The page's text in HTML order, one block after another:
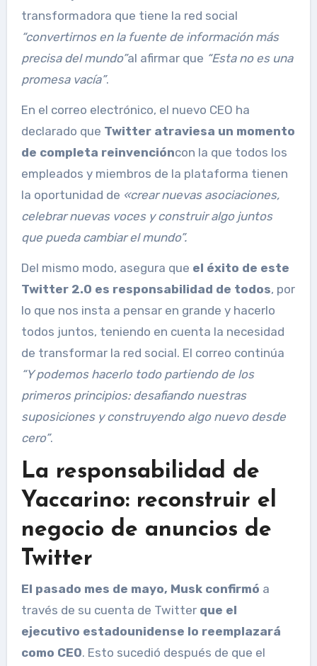
transformadora que tiene la red social
“convertirnos en la fuente de información más
precisa del mundo”al afirmar que “Esta no es una
promesa vacía”.
En el correo electrónico, el nuevo CEO ha
declarado que Twitter atraviesa un momento
de completa reinvencióncon la que todos los
empleados y miembros de la plataforma tienen
la oportunidad de «crear nuevas asociaciones,
celebrar nuevas voces y construir algo juntos
que pueda cambiar el mundo”.
Del mismo modo, asegura que el éxito de este
Twitter 2.0 es responsabilidad de todos, por
lo que nos insta a pensar en grande y hacerlo
todos juntos, teniendo en cuenta la necesidad
de transformar la red social. El correo continúa
“Y podemos hacerlo todo partiendo de los
primeros principios: desafiando nuestras
suposiciones y construyendo algo nuevo desde
cero”.
La responsabilidad de
Yaccarino: reconstruir el
negocio de anuncios de
Twitter
El pasado mes de mayo, Musk confirmó a
través de su cuenta de Twitter que el
ejecutivo estadounidense lo reemplazará
como CEO. Esto sucedió después de que el